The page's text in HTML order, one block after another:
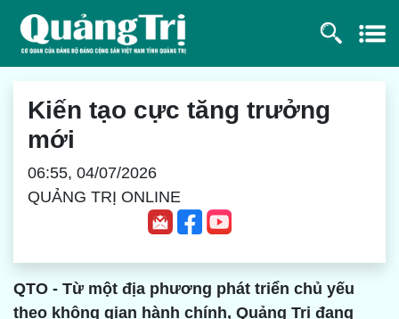
Kiến tạo cực tăng trưởng
mới
06:55, 04/07/2026
QUẢNG TRỊ ONLINE
QTO - Từ một địa phương phát triển chủ yếu
theo không gian hành chính, Quảng Trị đang